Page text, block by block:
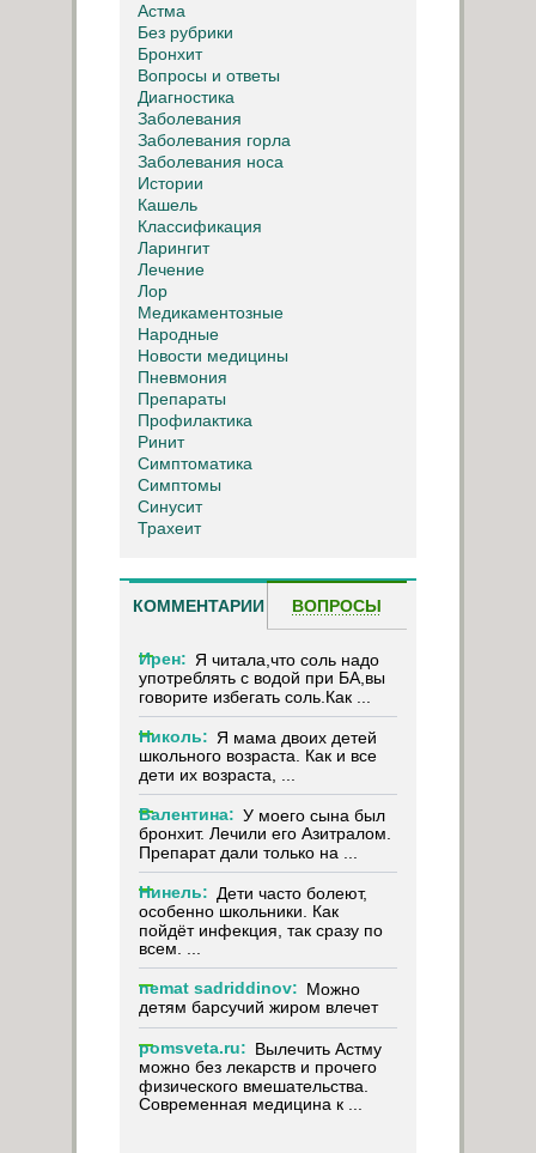
Астма
Без рубрики
Бронхит
Вопросы и ответы
Диагностика
Заболевания
Заболевания горла
Заболевания носа
Истории
Кашель
Классификация
Ларингит
Лечение
Лор
Медикаментозные
Народные
Новости медицины
Пневмония
Препараты
Профилактика
Ринит
Симптоматика
Симптомы
Синусит
Трахеит
КОММЕНТАРИИ ВОПРОСЫ
Ирен: Я читала,что соль надо
употреблять с водой при БА,вы
говорите избегать соль.Как ...
Николь: Я мама двоих детей
школьного возраста. Как и все
дети их возраста, ...
Валентина: У моего сына был
бронхит. Лечили его Азитралом.
Препарат дали только на ...
Нинель: Дети часто болеют,
особенно школьники. Как
пойдёт инфекция, так сразу по
всем. ...
nemat sadriddinov: Можно
детям барсучий жиром влечет
pomsveta.ru: Вылечить Астму
можно без лекарств и прочего
физического вмешательства.
Современная медицина к ...